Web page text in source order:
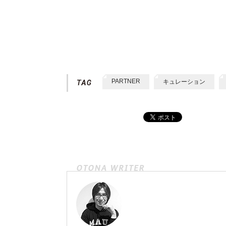
PARTNER キュレーション